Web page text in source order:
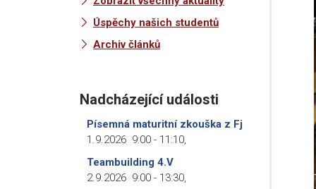
Úspěchy našich studentů
Archiv článků
Nadcházející události
Písemná maturitní zkouška z Fj
1.9.2026 9:00 - 11:10
Teambuilding 4.V
2.9.2026 9:00 - 13:30